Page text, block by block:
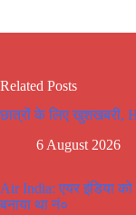
Related Posts
छात्रों के लिए खुशखबरी,
6 August 2026
Air India: एयर इंडिया
बनाया था नं०